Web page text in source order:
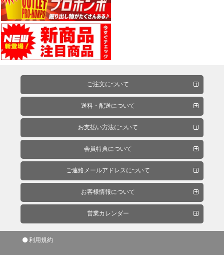
プ・
機
性
テ
シ
ご注文について
送料・配送について
お支払い方法について
会員特典について
ご連絡メールアドレスについて
お客様情報について
営業カレンダー
利用規約